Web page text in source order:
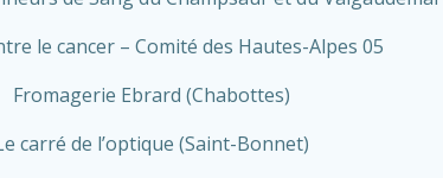
le cancer – Comité des Hautes-Alpes 05
Fromagerie Ebrard (Chabottes)
carré de l’optique (Saint-Bonnet)